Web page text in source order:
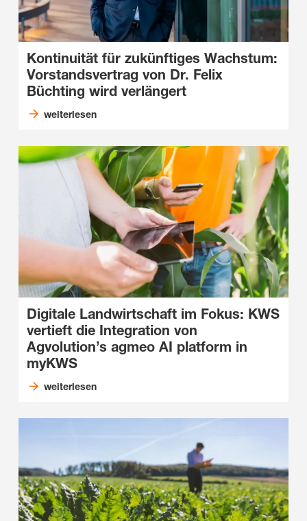
Kontinuität für zukünftiges Wachstum:
Vorstandsvertrag von Dr. Felix
Büchting wird verlängert
weiterlesen
Digitale Landwirtschaft im Fokus: KWS
vertieft die Integration von
Agvolution’s agmeo AI platform in
myKWS
weiterlesen